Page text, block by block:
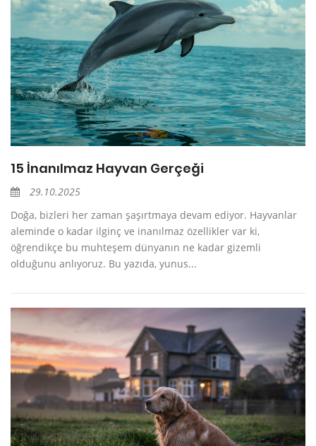
15 İnanılmaz Hayvan Gerçeği
29.10.2025
Doğa, bizleri her zaman şaşırtmaya devam ediyor. Hayvanlar
aleminde o kadar ilginç ve inanılmaz özellikler var ki,
öğrendikçe bu muhteşem dünyanın ne kadar gizemli
olduğunu anlıyoruz. Bu yazıda, yunus...